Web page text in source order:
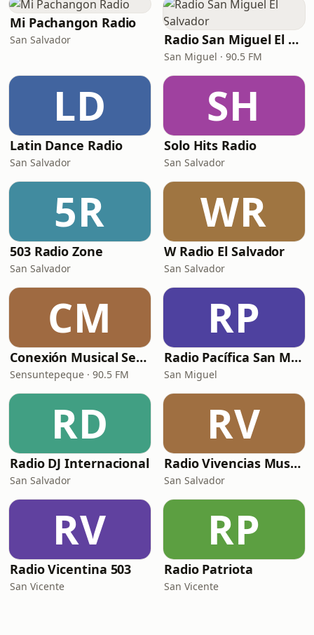
Mi Pachangon Radio
San Salvador Radio San Miguel El Salvador
San Miguel · 90.5 FM
LD
Latin Dance Radio
San Salvador
SH
Solo Hits Radio
San Salvador
5R
503 Radio Zone
San Salvador
WR
W Radio El Salvador
San Salvador
CM
Conexión Musical Sensuntepeque
Sensuntepeque · 90.5 FM
RP
Radio Pacífica San Miguel
San Miguel
RD
Radio DJ Internacional
San Salvador
RV
Radio Vivencias Musicales
San Salvador
RV
Radio Vicentina 503
San Vicente
RP
Radio Patriota
San Vicente